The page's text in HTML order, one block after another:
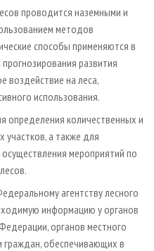
проводится наземными и
методов
способы применяются в
развития
воздействие на леса,
использования.
определения количественных и
участков, а также для
мероприятий по
агентству лесного
информацию у органов
органов местного
граждан, обеспечивающих в